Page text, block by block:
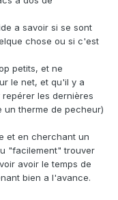
a savoir si se sont
chose ou si c'est
petits, et ne
le net, et qu'il y a
les dernières
therme de pecheur)
et en cherchant un
"facilement" trouver
avoir le temps de
bien a l'avance.